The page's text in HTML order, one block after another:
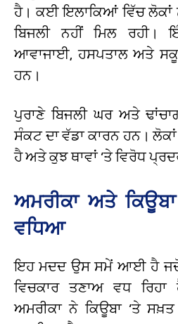
ਹੈ। ਕਈ ਇਲਾਕਿਆਂ ਵਿੱਚ ਲੋਕਾਂ
ਬਿਜਲੀ ਨਹੀਂ ਮਿਲ ਰਹੀ।
ਆਵਾਜਾਈ, ਹਸਪਤਾਲ ਅਤੇ
ਹਨ।
ਪੁਰਾਣੇ ਬਿਜਲੀ ਘਰ ਅਤੇ
ਸੰਕਟ ਦਾ ਵੱਡਾ ਕਾਰਨ ਹਨ। ਲੋਕਾਂ
ਹੈ ਅਤੇ ਕੁਝ ਥਾਵਾਂ ‘ਤੇ ਵਿਰੋਧ
ਅਮਰੀਕਾ ਅਤੇ
ਵਧਿਆ
ਇਹ ਮਦਦ ਉਸ ਸਮੇਂ ਆਈ ਹੈ ਜਦੋਂ
ਵਿਚਕਾਰ ਤਣਾਅ ਵਧ ਰਿਹਾ
ਅਮਰੀਕਾ ਨੇ ਕਿਊਬਾ ‘ਤੇ